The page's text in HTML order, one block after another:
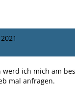
ich mich am
mal anfragen.